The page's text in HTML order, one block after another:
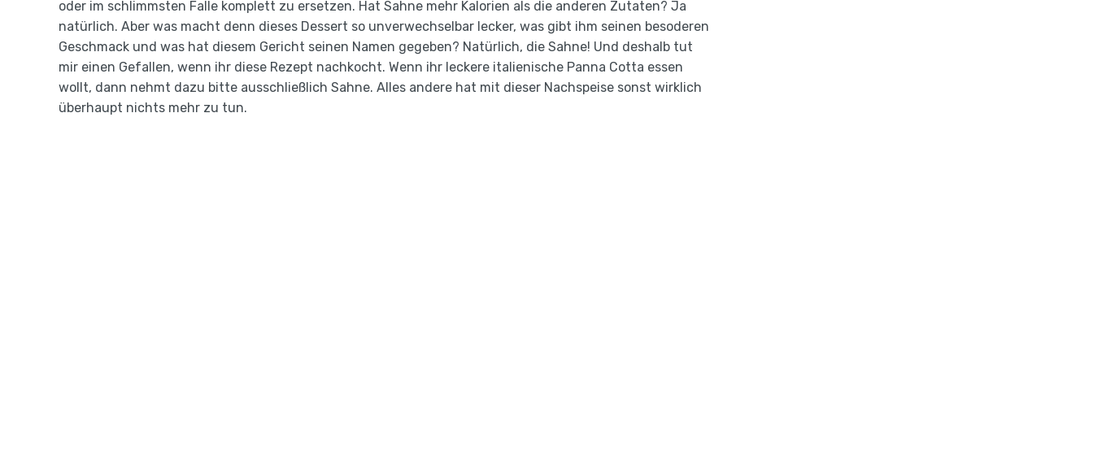
oder im schlimmsten Falle komplett zu ersetzen. Hat Sahne mehr Kalorien als die anderen Zutaten? Ja
natürlich. Aber was macht denn dieses Dessert so unverwechselbar lecker, was gibt ihm seinen besoderen
Geschmack und was hat diesem Gericht seinen Namen gegeben? Natürlich, die Sahne! Und deshalb tut
mir einen Gefallen, wenn ihr diese Rezept nachkocht. Wenn ihr leckere italienische Panna Cotta essen
wollt, dann nehmt dazu bitte ausschließlich Sahne. Alles andere hat mit dieser Nachspeise sonst wirklich
überhaupt nichts mehr zu tun.